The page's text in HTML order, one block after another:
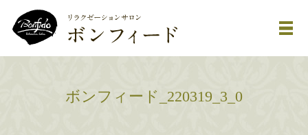
メ
ボンフィード_220319_3_0